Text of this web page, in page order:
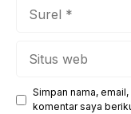
Simpan nama,
komentar saya